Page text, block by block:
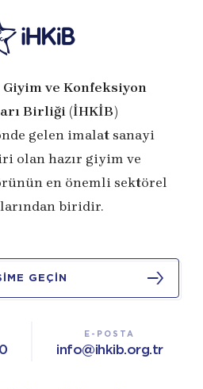
ve Konfeksiyon
Birliği (İHKİB)
gelen imalat sanayi
olan hazır giyim ve
en önemli sektörel
biridir.
GEÇİN
E-POSTA
info@ihkib.org.tr